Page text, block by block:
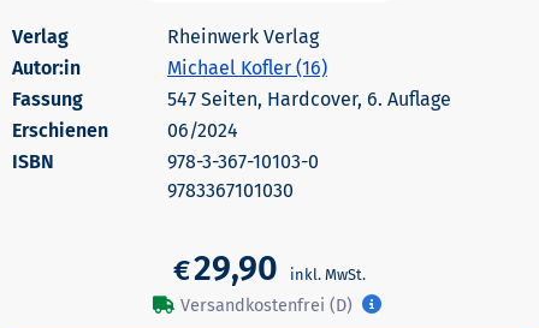
Rheinwerk Verlag
Autor:in
Michael Kofler (16)
547 Seiten, Hardcover, 6. Auflage
Erschienen
06/2024
978-3-367-10103-0
9783367101030
€29,90
Versandkostenfrei (D)